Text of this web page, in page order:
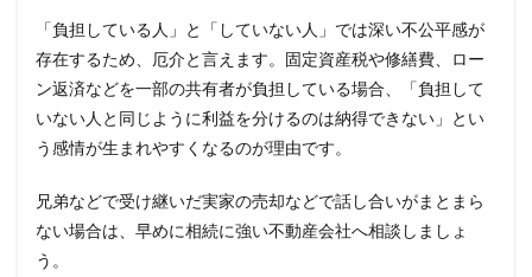
「負担している人」と「していない人」では深い不公平感が
存在するため、厄介と言えます。固定資産税や修繕費、ロー
ン返済などを一部の共有者が負担している場合、「負担して
いない人と同じように利益を分けるのは納得できない」とい
う感情が生まれやすくなるのが理由です。
兄弟などで受け継いだ実家の売却などで話し合いがまとまら
ない場合は、早めに相続に強い不動産会社へ相談しましょ
う。